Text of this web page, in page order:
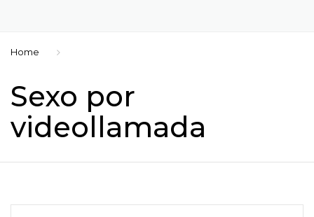
Home
Sexo por
videollamada